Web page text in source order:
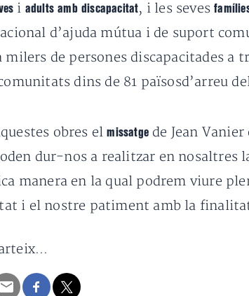
i adults amb discapacitat, i les seves
d’ajuda mútua i de suport
milers de persones discapacitades
dins de 81 païsosd’arreu
obres elmissatge de Jean Vanier
dur-nos a realitzar en nosaltres
manera en la qual podrem viure
i el nostre patiment amb la